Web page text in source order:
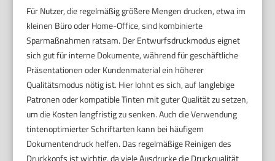
Für Nutzer, die regelmäßig größere Mengen drucken, etwa im
kleinen Büro oder Home-Office, sind kombinierte
Sparmaßnahmen ratsam. Der Entwurfsdruckmodus eignet
sich gut für interne Dokumente, während für geschäftliche
Präsentationen oder Kundenmaterial ein höherer
Qualitätsmodus nötig ist. Hier lohnt es sich, auf langlebige
Patronen oder kompatible Tinten mit guter Qualität zu setzen,
um die Kosten langfristig zu senken. Auch die Verwendung
tintenoptimierter Schriftarten kann bei häufigem
Dokumentendruck helfen. Das regelmäßige Reinigen des